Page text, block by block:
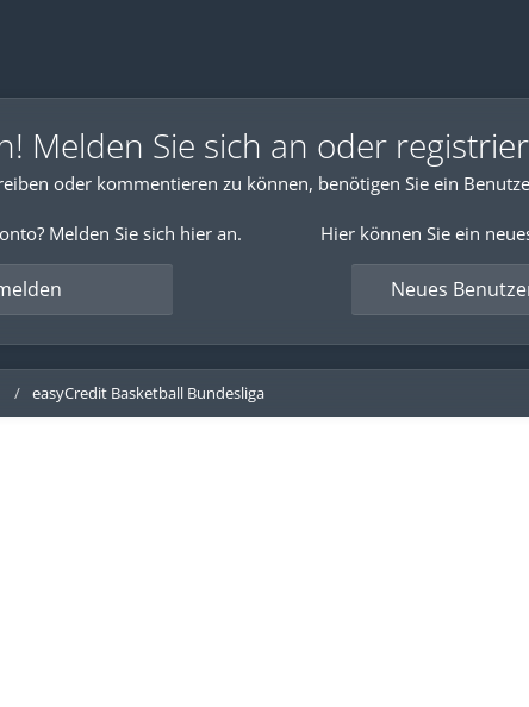
Melden Sie sich an oder
oder kommentieren zu können, benötigen Sie ein
Melden Sie sich hier an. Hier können Sie ein
Neues
easyCredit Basketball Bundesliga